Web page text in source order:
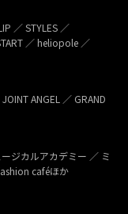
／ STYLES ／
／ heliopole ／
ANGEL ／ GRAND
ジカルアカデミー ／ ミ
caféほか